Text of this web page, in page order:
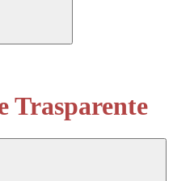
Trasparente